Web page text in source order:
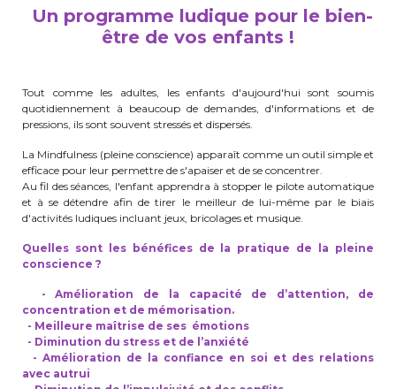
periscolaire.berkendael@apeee-bxl1-
services.be
+32 (0)2 375 31 35
cesame@apeee-bxl1-services.be
BE30 3100 2003 2711
Cantine
+32 (0)2 374 76 75
cantine@apeee-bxl1-services.be
Un programme ludique pour le bien-
être de vos enfants !
Tout comme les adultes, les enfants d'aujourd'hui sont soumis
quotidiennement à beaucoup de demandes, d'informations et de
pressions, ils sont souvent stressés et dispersés.
La Mindfulness (pleine conscience) apparaît comme un outil simple et
efficace pour leur permettre de s'apaiser et de se concentrer.
Au fil des séances, l'enfant apprendra à stopper le pilote automatique
et à se détendre afin de tirer le meilleur de lui-même par le biais
d'activités ludiques incluant jeux, bricolages et musique.
Quelles sont les bénéfices de la pratique de la pleine
conscience ?
- Amélioration de la capacité de d’attention, de
concentration et de mémorisation.
- Meilleure maîtrise de ses émotions
- Diminution du stress et de l’anxiété
- Amélioration de la confiance en soi et des relations
avec autrui